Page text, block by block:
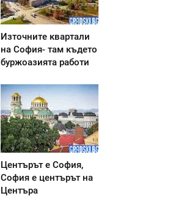
Източните квартали
на София- там където
буржоазията работи
Центърът е София,
София е центърът на
Центъра